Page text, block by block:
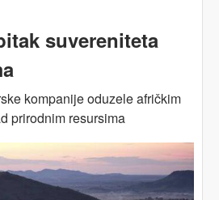
suvereniteta
kompanije oduzele afričkim
prirodnim resursima